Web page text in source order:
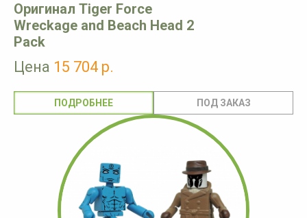
Оригинал Tiger Force
Wreckage and Beach Head 2
Pack
Цена 15 704 р.
ПОДРОБНЕЕ